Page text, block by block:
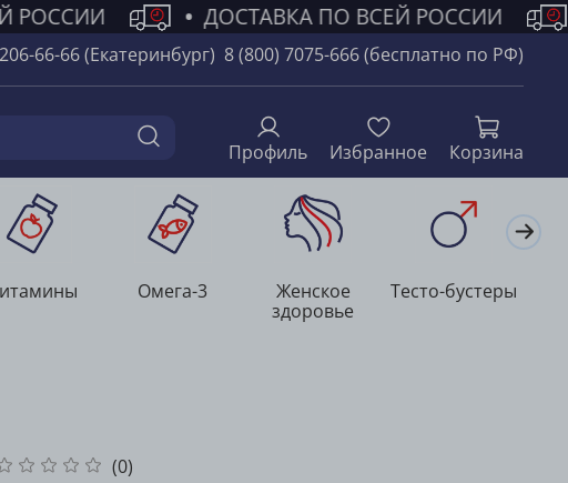
РОССИИ • ДОСТАВКА ПО ВСЕЙ РОССИИ
66-66 (Екатеринбург) 8 (800) 7075-666 (бесплатно по РФ)
Профиль Избранное Корзина
Омега-3
Женское
здоровье
Тесто-бустеры
(0)